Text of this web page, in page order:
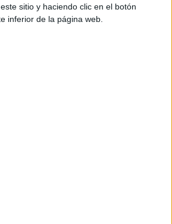
sitio y haciendo clic en el botón
inferior de la página web.
y Condicionesde uso*